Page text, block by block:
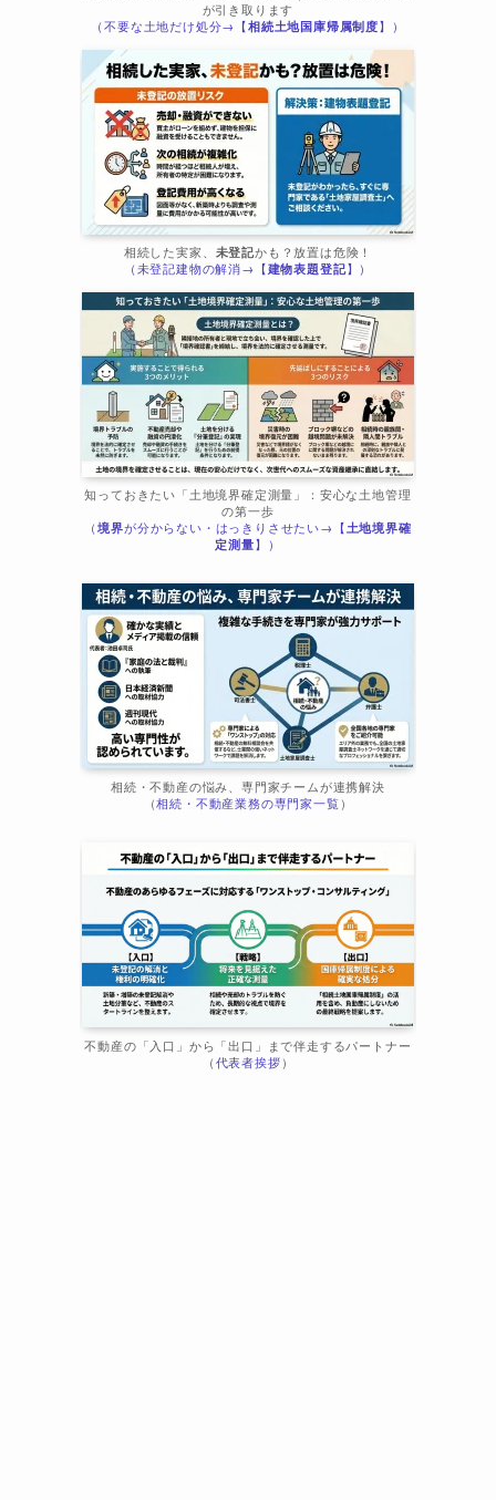
が引き取ります
（不要な土地だけ処分→【相続土地国庫帰属制度】）
相続した実家、 未登記かも？放置は危険！
（未登記建物の解消→【建物表題登記】）
知っておきたい「土地境界確定測量」：安心な土地管理
の第一歩
（境界が分からない・はっきりさせたい→【土地境界確
定測量】）
相続・不動産の悩み、専門家チームが連携解決
（相続・不動産業務の専門家一覧）
不動産の「入口」から「出口」まで伴走するパートナー
（代表者挨拶）